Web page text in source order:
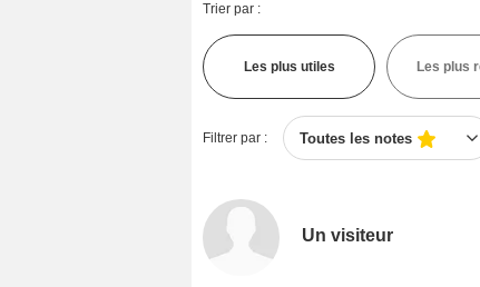
Trier par :
Les plus utiles Les plus
Filtrer par : Toutes les notes
Un visiteur